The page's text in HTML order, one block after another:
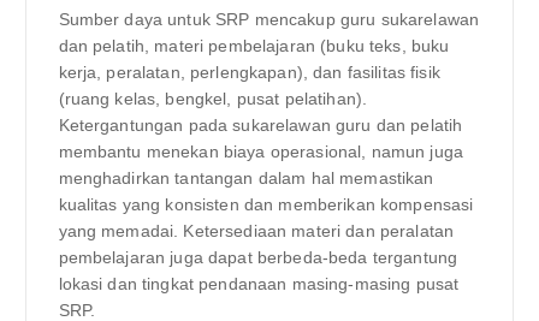
Sumber daya untuk SRP mencakup guru sukarelawan
dan pelatih, materi pembelajaran (buku teks, buku
kerja, peralatan, perlengkapan), dan fasilitas fisik
(ruang kelas, bengkel, pusat pelatihan).
Ketergantungan pada sukarelawan guru dan pelatih
membantu menekan biaya operasional, namun juga
menghadirkan tantangan dalam hal memastikan
kualitas yang konsisten dan memberikan kompensasi
yang memadai. Ketersediaan materi dan peralatan
pembelajaran juga dapat berbeda-beda tergantung
lokasi dan tingkat pendanaan masing-masing pusat
SRP.